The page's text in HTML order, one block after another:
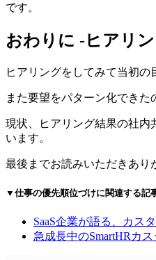
です。
おわりに -ヒアリ
ヒアリングをしてみて当初の
また要望をパターン化でき
現状、ヒアリング結果の社内
います。
最後までお読みいただきあり
▼仕事の優先順位づけに関連する記
SaaS企業が語る、カス
急成長中のSmartHRカ